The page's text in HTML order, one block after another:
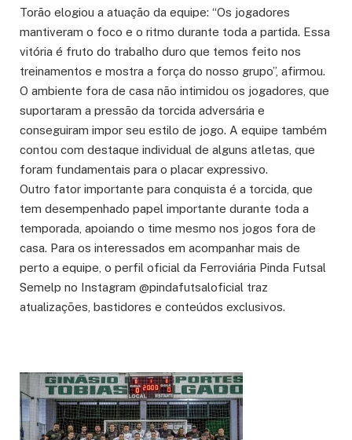
Torão elogiou a atuação da equipe: “Os jogadores
mantiveram o foco e o ritmo durante toda a partida. Essa
vitória é fruto do trabalho duro que temos feito nos
treinamentos e mostra a força do nosso grupo”, afirmou.
O ambiente fora de casa não intimidou os jogadores, que
suportaram a pressão da torcida adversária e
conseguiram impor seu estilo de jogo. A equipe também
contou com destaque individual de alguns atletas, que
foram fundamentais para o placar expressivo.
Outro fator importante para conquista é a torcida, que
tem desempenhado papel importante durante toda a
temporada, apoiando o time mesmo nos jogos fora de
casa. Para os interessados em acompanhar mais de
perto a equipe, o perfil oficial da Ferroviária Pinda Futsal
Semelp no Instagram @pindafutsaloficial traz
atualizações, bastidores e conteúdos exclusivos.